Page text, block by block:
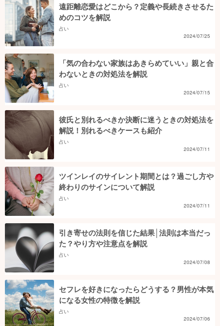
遠距離恋愛はどこから？定義や長続きさせるた
めのコツを解説
占い
2024/07/25
「気の合わない家族はあきらめていい」親と合
わないときの対処法を解説
占い
2024/07/15
彼氏と別れるべきか決断に迷うときの対処法を
解説！別れるべきケースも紹介
占い
2024/07/11
ツインレイのサイレント期間とは？過ごし方や
終わりのサインについて解説
占い
2024/07/11
引き寄せの法則を信じた結果│法則は本当だっ
た？やり方や注意点を解説
占い
2024/07/08
セフレを好きになったらどうする？男性が本気
になる女性の特徴を解説
占い
2024/07/06